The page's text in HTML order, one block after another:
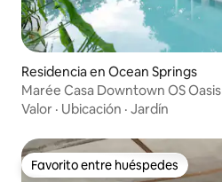
Residencia en Ocean Springs
Marée Casa Downtown OS Oasis
Valor · Ubicación · Jardín
Favorito entre huéspedes
Favorito entre huéspedes